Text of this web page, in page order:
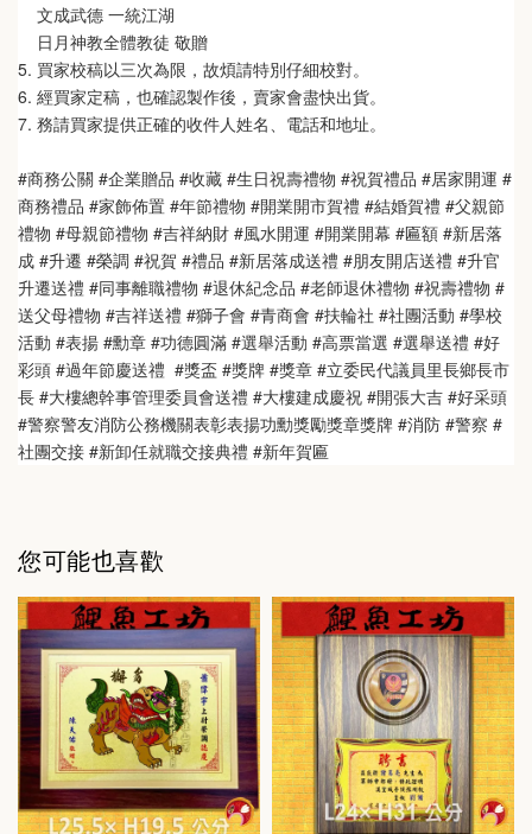
文成武德 一統江湖
日月神教全體教徒 敬贈
5. 買家校稿以三次為限，故煩請特別仔細校對。
6. 經買家定稿，也確認製作後，賣家會盡快出貨。
7. 務請買家提供正確的收件人姓名、電話和地址。
#商務公關 #企業贈品 #收藏 #生日祝壽禮物 #祝賀禮品 #居家開運 #
商務禮品 #家飾佈置 #年節禮物 #開業開市賀禮 #結婚賀禮 #父親節
禮物 #母親節禮物 #吉祥納財 #風水開運 #開業開幕 #匾額 #新居落
成 #升遷 #榮調 #祝賀 #禮品 #新居落成送禮 #朋友開店送禮 #升官
升遷送禮 #同事離職禮物 #退休紀念品 #老師退休禮物 #祝壽禮物 #
送父母禮物 #吉祥送禮 #獅子會 #青商會 #扶輪社 #社團活動 #學校
活動 #表揚 #勳章 #功德圓滿 #選舉活動 #高票當選 #選舉送禮 #好
彩頭 #過年節慶送禮  #獎盃 #獎牌 #獎章 #立委民代議員里長鄉長市
長 #大樓總幹事管理委員會送禮 #大樓建成慶祝 #開張大吉 #好采頭
#警察警友消防公務機關表彰表揚功勳獎勵獎章獎牌 #消防 #警察 #
社團交接 #新卸任就職交接典禮 #新年賀匾
您可能也喜歡